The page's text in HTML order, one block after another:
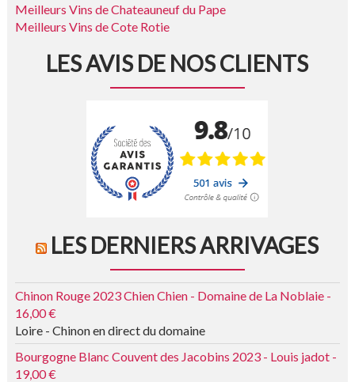
Meilleurs Vins de Chateauneuf du Pape
Meilleurs Vins de Cote Rotie
LES AVIS DE NOS CLIENTS
LES DERNIERS ARRIVAGES
Chinon Rouge 2023 Chien Chien - Domaine de La Noblaie -
16,00 €
Loire - Chinon en direct du domaine
Bourgogne Blanc Couvent des Jacobins 2023 - Louis jadot -
19,00 €